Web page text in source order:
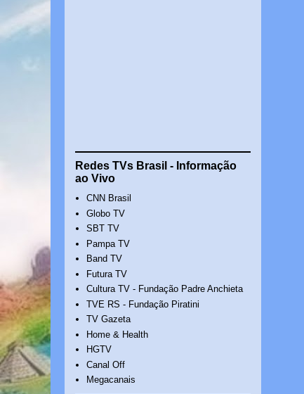
Redes TVs Brasil - Informação
ao Vivo
CNN Brasil
Globo TV
SBT TV
Pampa TV
Band TV
Futura TV
Cultura TV - Fundação Padre Anchieta
TVE RS - Fundação Piratini
TV Gazeta
Home & Health
HGTV
Canal Off
Megacanais